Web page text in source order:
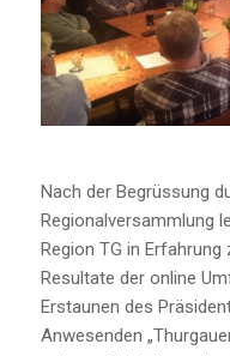
Nach der Begrüssung
Regionalversammlung
Region TG in Erfahrung
Resultate der online
Erstaunen des
Anwesenden